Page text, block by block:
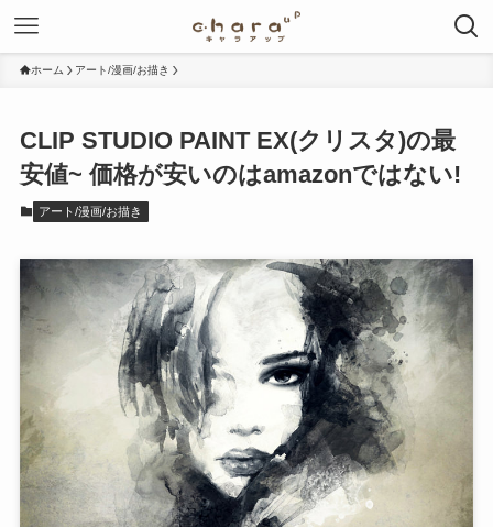
ホーム アート/漫画/お描き
CLIP STUDIO PAINT EX(クリスタ)の最
安値~ 価格が安いのはamazonではない!
アート/漫画/お描き